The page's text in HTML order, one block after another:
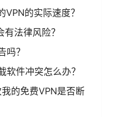
VPN的实际速度？
法律风险？
吗？
软件冲突怎么办？
的免费VPN是否断